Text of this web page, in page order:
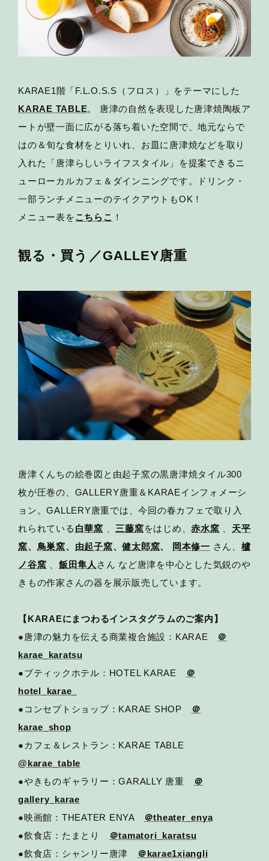
KARAE1階「F.L.O.S.S（フロス）」をテーマにした
KARAE TABLE。 唐津の自然を表現した唐津焼陶板ア
ートが壁一面に広がる落ち着いた空間で、地元ならで
はの＆旬な食材をとりいれ、お皿に唐津焼などを取り
入れた「唐津らしいライフスタイル」を提案できるニ
ューローカルカフェ＆ダインニングです。ドリンク・
一部ランチメニューのテイクアウトもOK！
メニュー表をこちらこ ！
観る・買う／GALLEY唐重
唐津くんちの絵巻図と由起子窯の黒唐津焼タイル300
枚が圧巻の、GALLERY唐重＆KARAEインフォメーシ
ョン。GALLERY唐重では、今回の春カフェで取り入
れられている 白華窯 三藤窯をはじめ、赤水窯
天平
窯、 鳥巣窯、 由起子窯、健太郎窯、 岡本修一 さん、 櫨
ノ谷窯
飯田隼人 さん など唐津を中心とした気鋭のや
きもの作家さんの器を展示販売しています。
【KARAEにまつわるインスタグラムのご案内】
●唐津の魅力を伝える商業複合施設：KARAE
＠
karae_karatsu
●ブティックホテル：HOTEL KARAE
＠
hotel_karae_
●コンセプトショップ：KARAE SHOP
＠
karae_shop
●カフェ＆レストラン：KARAE TABLE
@karae_table
●やきものギャラリー：GARALLY 唐重
＠
gallery_karae
●映画館：THEATER ENYA
＠theater_enya
●飲食店：たまとり
＠tamatori_karatsu
●飲食店：シャンリー唐津
＠karae1xiangli